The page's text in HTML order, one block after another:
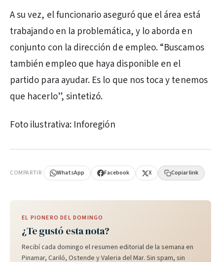
A su vez, el funcionario aseguró que el área está
trabajando en la problemática, y lo aborda en
conjunto con la dirección de empleo. “Buscamos
también empleo que haya disponible en el
partido para ayudar. Es lo que nos toca y tenemos
que hacerlo”, sintetizó.
Foto ilustrativa: Inforegión
COMPARTIR WhatsApp Facebook X Copiar link
EL PIONERO DEL DOMINGO
¿Te gustó esta nota?
Recibí cada domingo el resumen editorial de la semana en
Pinamar, Cariló, Ostende y Valeria del Mar. Sin spam, sin